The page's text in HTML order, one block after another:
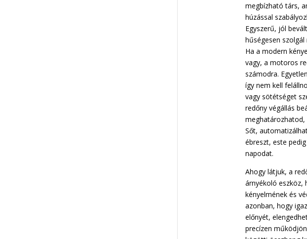
megbízható társ,
húzással
Egyszerű, jól
hűségesen szolgál
Ha a modern
vagy, a motoros
számodra.
így nem kell
vagy sötétséget
redőny végállás
meghatározhatod,
Sőt,
ébreszt, este
napodat.
Ahogy látjuk, a
árnyékoló eszköz,
kényelmének és
azonban, hogy
előnyét,
precízen